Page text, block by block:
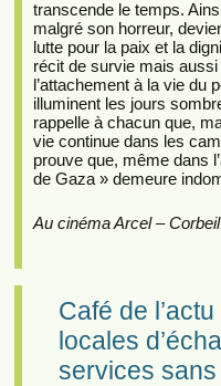
transcende le temps.
malgré son horreur,
lutte pour la paix et la
récit de survie mais aussi
l’attachement à la vie du
illuminent les jours
rappelle à chacun que,
vie continue dans les
prouve que, même dans
de Gaza » demeure
Au cinéma Arcel –
Café de
locales
services